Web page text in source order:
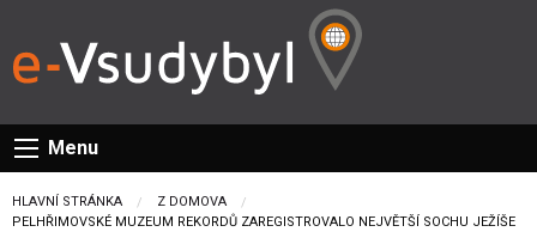
Menu
HLAVNÍ STRÁNKA
Z DOMOVA
CURRENT:
PELHŘIMOVSKÉ MUZEUM REKORDŮ ZAREGISTROVALO NEJVĚTŠÍ SOCHU JEŽÍŠE